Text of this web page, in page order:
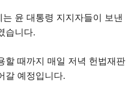
윤 대통령 지지자들이 보낸
습니다.
할 때까지 매일 저녁 헌법재판
갈 예정입니다.